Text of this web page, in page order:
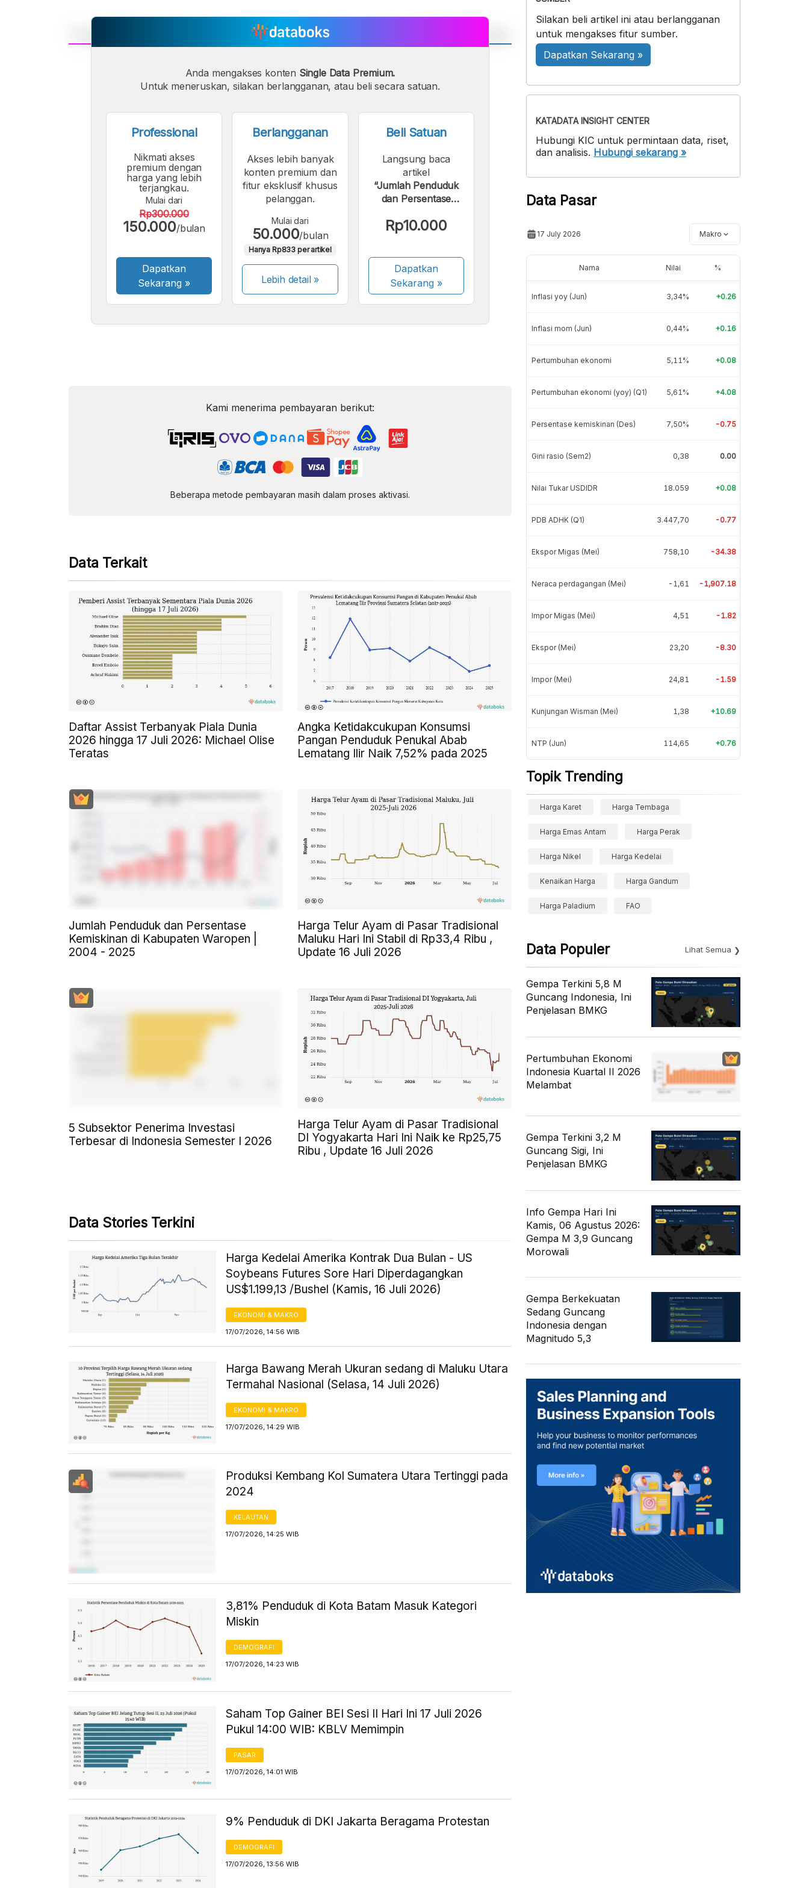
Font
Kecil
FontFont
Besar
Anda mengakses konten Single Data Premium.
Untuk meneruskan, silakan berlangganan, atau beli secara satuan.
Professional
Nikmati akses
premium dengan
harga yang lebih
terjangkau.
Mulai dari
Rp300.000
150.000/bulan
Dapatkan
Sekarang »
Berlangganan
Akses lebih banyak
konten premium dan
fitur eksklusif khusus
pelanggan.
Mulai dari
50.000/bulan
Hanya Rp833 per artikel
Lebih detail »
Beli Satuan
Langsung baca
artikel
“Jumlah Penduduk
dan Persentase
Kabupaten
Rp10.000
Dapatkan
Sekarang»
Kami menerima pembayaran berikut:
Beberapa metode pembayaran masih dalam proses aktivasi.
Data Terkait
Daftar Assist Terbanyak Piala Dunia
2026 hingga 17 Juli 2026: Michael Olise
Teratas
Angka Ketidakcukupan Konsumsi
Pangan Penduduk Penukal Abab
Lematang Ilir Naik 7,52% pada 2025
Jumlah Penduduk dan Persentase
Kemiskinan di Kabupaten Waropen |
2004 - 2025
Harga Telur Ayam di Pasar Tradisional
Maluku Hari Ini Stabil di Rp33,4 Ribu ,
Update 16 Juli 2026
5 Subsektor Penerima Investasi
Terbesar di Indonesia Semester I 2026
Harga Telur Ayam di Pasar Tradisional
DI Yogyakarta Hari Ini Naik ke Rp25,75
Ribu , Update 16 Juli 2026
Data Stories Terkini
Harga Kedelai Amerika Kontrak Dua Bulan - US
Soybeans Futures Sore Hari Diperdagangkan
US$1.199,13 /Bushel (Kamis, 16 Juli 2026)
EKONOMI & MAKRO
17/07/2026, 14:56 WIB
Harga Bawang Merah Ukuran sedang di Maluku Utara
Termahal Nasional (Selasa, 14 Juli 2026)
EKONOMI & MAKRO
17/07/2026, 14:29 WIB
Produksi Kembang Kol Sumatera Utara Tertinggi pada
2024
KELAUTAN
17/07/2026, 14:25 WIB
3,81% Penduduk di Kota Batam Masuk Kategori
Miskin
DEMOGRAFI
17/07/2026, 14:23 WIB
Saham Top Gainer BEI Sesi II Hari Ini 17 Juli 2026
Pukul 14:00 WIB: KBLV Memimpin
PASAR
17/07/2026, 14:01 WIB
9% Penduduk di DKI Jakarta Beragama Protestan
DEMOGRAFI
17/07/2026, 13:56 WIB
Silakan beli artikel ini atau berlangganan
untuk mengakses fitur sumber.
Dapatkan Sekarang »
KATADATA INSIGHT CENTER
Hubungi KIC untuk permintaan data, riset,
dan analisis. Hubungi sekarang »
Data Pasar
17 July 2026 Makro
Nama Nilai %
Inflasi yoy (Jun) 3,34% +0.26
Inflasi mom (Jun) 0,44% +0.16
Pertumbuhan ekonomi 5,11% +0.08
Pertumbuhan ekonomi (yoy) (Q1) 5,61% +4.08
Persentase kemiskinan (Des) 7,50% -0.75
Gini rasio (Sem2) 0,38 0.00
Nilai Tukar USDIDR 18.059 +0.08
PDB ADHK (Q1) 3.447,70 -0.77
Ekspor Migas (Mei) 758,10 -34.38
Neraca perdagangan (Mei) -1,61 -1,907.18
Impor Migas (Mei) 4,51 -1.82
Ekspor (Mei) 23,20 -8.30
Impor (Mei) 24,81 -1.59
Kunjungan Wisman (Mei) 1,38 +10.69
NTP (Jun) 114,65 +0.76
Topik Trending
Harga Karet Harga Tembaga
Harga Emas Antam Harga Perak
Harga Nikel Harga Kedelai
Kenaikan Harga Harga Gandum
Harga Paladium FAO
Data Populer Lihat Semua
Gempa Terkini 5,8 M
Guncang Indonesia, Ini
Penjelasan BMKG
Pertumbuhan Ekonomi
Indonesia Kuartal II 2026
Melambat
Gempa Terkini 3,2 M
Guncang Sigi, Ini
Penjelasan BMKG
Info Gempa Hari Ini
Kamis, 06 Agustus 2026:
Gempa M 3,9 Guncang
Morowali
Gempa Berkekuatan
Sedang Guncang
Indonesia dengan
Magnitudo 5,3